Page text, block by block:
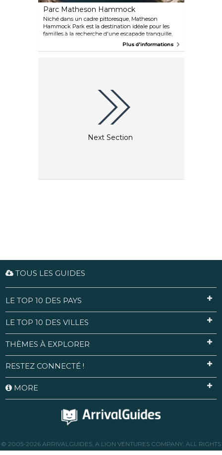
Parc Matheson Hammock
Niché dans un cadre pittoresque, Matheson
Hammock Park est la destination idéale pour les
familles à la recherche d'une escapade tranquille,
avec ses eaux chaudes et sécurisées et ses vues
une aire de jeux et un parcours de golf vous
inviteront également à profiter d'une journée
chaude et ensoleillée. Comme ce parc est
principalement connu des habitants, c'est un
endroit idéal pour découvrir le mode de vie
Plus d'informations
Next Section
TOUS LES GUIDES
LE TOP 10 DES PAYS
LE TOP 10 DES VILLES
THÈMES À EXPLORER
RESTEZ CONNECTÉ !
MORE
© 2005-2026 ARRIVALGUIDES, A LION VENTURES COMPANY. ALL RIGHTS
RESERVED.